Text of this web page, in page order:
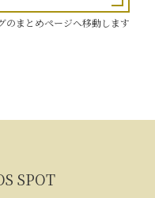
のまとめページへ移動します
SPOT